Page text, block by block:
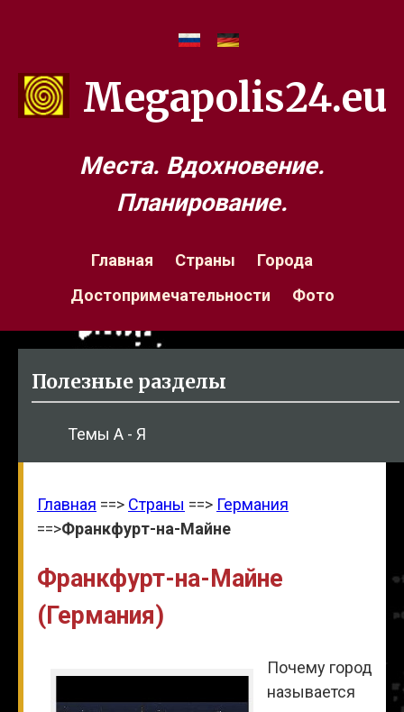
Megapolis24.eu
Места. Вдохновение.
Планирование.
Главная Страны
Города
Достопримечательности
Фото
Полезные разделы
Темы А - Я
Главная ==> Страны ==> Германия
==>Франкфурт-на-Майне
Франкфурт-на-Майне
(Германия)
Почему город
называется